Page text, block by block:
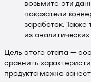
возьмите эти
показатели
заработок.
из
Цель этого этапа —
сравнить
продукта можно